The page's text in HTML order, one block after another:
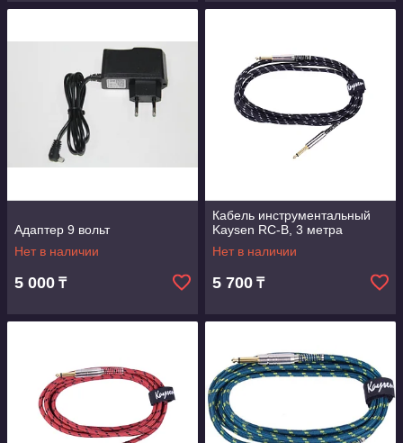
Адаптер 9 вольт
Нет в наличии
5 000 ₸
Кабель инструментальный
Kaysen RC-B, 3 метра
Нет в наличии
5 700 ₸